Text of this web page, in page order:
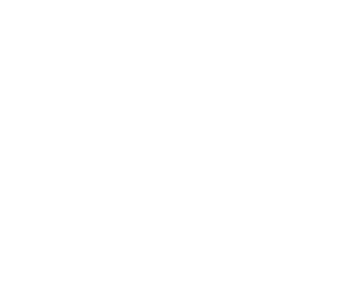
Presiona Intro para